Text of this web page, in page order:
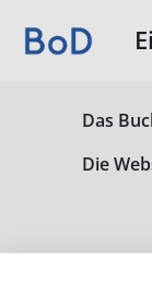
Das
Die